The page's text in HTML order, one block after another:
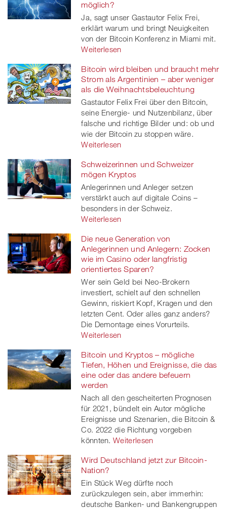
möglich?
Ja, sagt unser Gastautor Felix Frei,
erklärt warum und bringt Neuigkeiten
von der Bitcoin Konferenz in Miami mit.
Weiterlesen
Bitcoin wird bleiben und braucht mehr
Strom als Argentinien – aber weniger
als die Weihnachtsbeleuchtung
Gastautor Felix Frei über den Bitcoin,
seine Energie- und Nutzenbilanz, über
falsche und richtige Bilder und: ob und
wie der Bitcoin zu stoppen wäre.
Weiterlesen
Schweizerinnen und Schweizer
mögen Kryptos
Anlegerinnen und Anleger setzen
verstärkt auch auf digitale Coins –
besonders in der Schweiz.
Weiterlesen
Die neue Generation von
Anlegerinnen und Anlegern: Zocken
wie im Casino oder langfristig
orientiertes Sparen?
Wer sein Geld bei Neo-Brokern
investiert, schielt auf den schnellen
Gewinn, riskiert Kopf, Kragen und den
letzten Cent. Oder alles ganz anders?
Die Demontage eines Vorurteils.
Weiterlesen
Bitcoin und Kryptos – mögliche
Tiefen, Höhen und Ereignisse, die das
eine oder das andere befeuern
werden
Nach all den gescheiterten Prognosen
für 2021, bündelt ein Autor mögliche
Ereignisse und Szenarien, die Bitcoin &
Co. 2022 die Richtung vorgeben
könnten. Weiterlesen
Wird Deutschland jetzt zur Bitcoin-
Nation?
Ein Stück Weg dürfte noch
zurückzulegen sein, aber immerhin:
deutsche Banken- und Bankengruppen